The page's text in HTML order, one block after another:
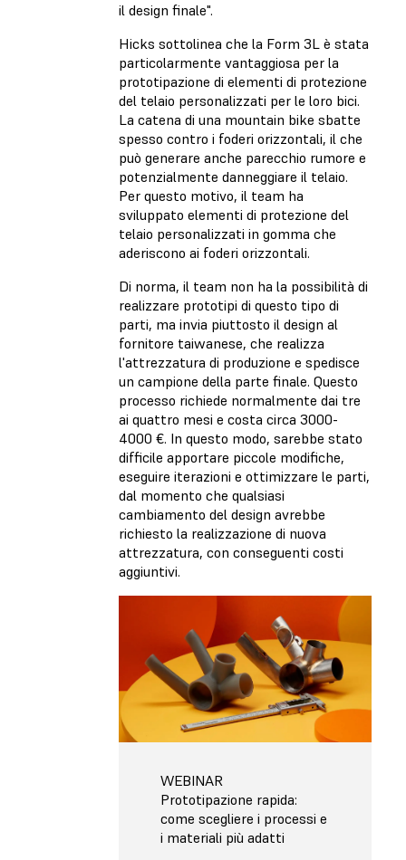
il design finale".
Hicks sottolinea che la Form 3L è stata
particolarmente vantaggiosa per la
prototipazione di elementi di protezione
del telaio personalizzati per le loro bici.
La catena di una mountain bike sbatte
spesso contro i foderi orizzontali, il che
può generare anche parecchio rumore e
potenzialmente danneggiare il telaio.
Per questo motivo, il team ha
sviluppato elementi di protezione del
telaio personalizzati in gomma che
aderiscono ai foderi orizzontali.
Di norma, il team non ha la possibilità di
realizzare prototipi di questo tipo di
parti, ma invia piuttosto il design al
fornitore taiwanese, che realizza
l'attrezzatura di produzione e spedisce
un campione della parte finale. Questo
processo richiede normalmente dai tre
ai quattro mesi e costa circa 3000-
4000 €. In questo modo, sarebbe stato
difficile apportare piccole modifiche,
eseguire iterazioni e ottimizzare le parti,
dal momento che qualsiasi
cambiamento del design avrebbe
richiesto la realizzazione di nuova
attrezzatura, con conseguenti costi
aggiuntivi.
WEBINAR
Prototipazione rapida:
come scegliere i processi e
i materiali più adatti